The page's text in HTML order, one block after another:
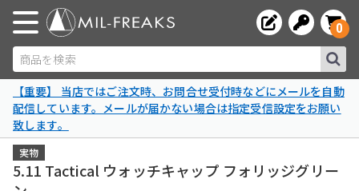
商品を検索
0
【重要】 当店ではご注文時、お問合せ受付時などにメールを自動
配信しています。メールが届かない場合は指定受信設定をお願い
致します。
実物
5.11 Tactical ウォッチキャップ フォリッジグリー